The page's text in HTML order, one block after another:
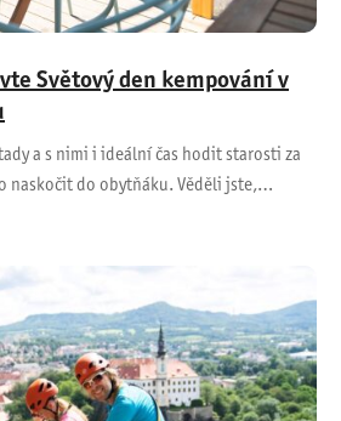
Světový den kempování v
a s nimi i ideální čas hodit starosti za
naskočit do obytňáku. Věděli jste,…